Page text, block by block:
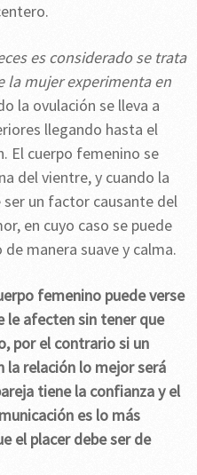
es considerado se trata
la mujer experimenta en
la ovulación se lleva a
llegando hasta el
El cuerpo femenino se
del vientre, y cuando la
un factor causante del
en cuyo caso se puede
manera suave y calma.
femenino puede verse
afecten sin tener que
por el contrario si un
la relación lo mejor será
tiene la confianza y el
es lo más
el placer debe ser de